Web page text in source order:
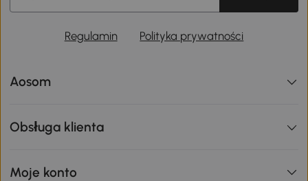
Regulamin Polityka prywatności
Aosom
Obsługa klienta
Moje konto